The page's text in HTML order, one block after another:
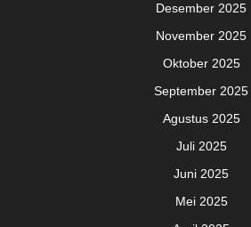
Desember 2025
November 2025
Oktober 2025
September 2025
Agustus 2025
Juli 2025
Juni 2025
Mei 2025